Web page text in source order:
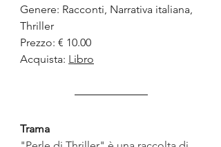
Genere: Racconti, Narrativa italiana,
Thriller
Prezzo: € 10.00
Acquista: Libro
Trama